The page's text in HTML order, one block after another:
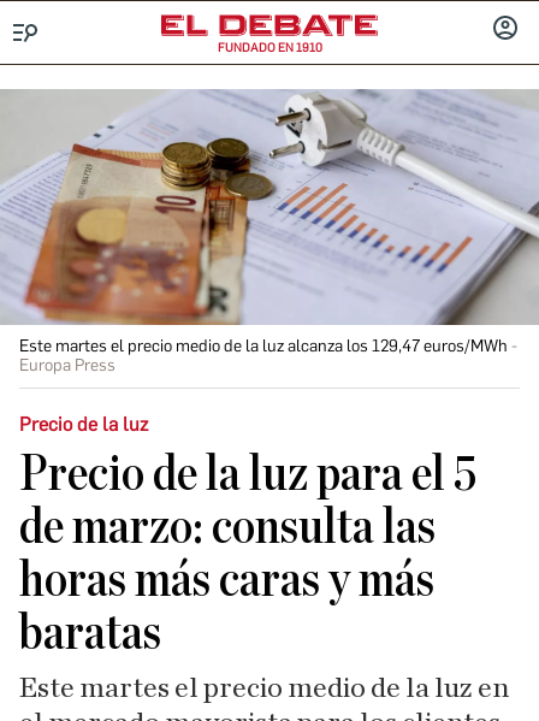
FUNDADO EN 1910
Este martes el precio medio de la luz alcanza los 129,47 euros/MWh
Europa Press
Precio de la luz
Precio de la luz para el 5
de marzo: consulta las
horas más caras y más
baratas
Este martes el precio medio de la luz en